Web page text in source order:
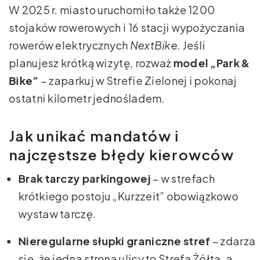
W 2025 r. miasto uruchomiło także 1200
stojaków rowerowych i 16 stacji wypożyczania
rowerów elektrycznych NextBike. Jeśli
planujesz krótką wizytę, rozważ model „Park &
Bike” – zaparkuj w Strefie Zielonej i pokonaj
ostatni kilometr jednośladem.
Jak unikać mandatów i
najczęstsze błędy kierowców
Brak tarczy parkingowej – w strefach
krótkiego postoju „Kurzzeit” obowiązkowo
wystaw tarczę.
Nieregularne słupki graniczne stref – zdarza